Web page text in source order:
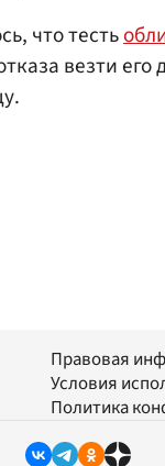
что тесть
везти
Правовая
Условия
Политика